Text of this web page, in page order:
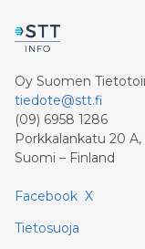
Oy Suomen
tiedote@stt.fi
(09) 6958 1286
Porkkalankatu 20
Suomi – Finland
Facebook X
Tietosuoja